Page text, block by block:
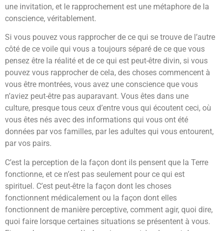
une invitation, et le rapprochement est une métaphore de la
conscience, véritablement.
Si vous pouvez vous rapprocher de ce qui se trouve de l’autre
côté de ce voile qui vous a toujours séparé de ce que vous
pensez être la réalité et de ce qui est peut-être divin, si vous
pouvez vous rapprocher de cela, des choses commencent à
vous être montrées, vous avez une conscience que vous
n’aviez peut-être pas auparavant. Vous êtes dans une
culture, presque tous ceux d’entre vous qui écoutent ceci, où
vous êtes nés avec des informations qui vous ont été
données par vos familles, par les adultes qui vous entourent,
par vos pairs.
C’est la perception de la façon dont ils pensent que la Terre
fonctionne, et ce n’est pas seulement pour ce qui est
spirituel. C’est peut-être la façon dont les choses
fonctionnent médicalement ou la façon dont elles
fonctionnent de manière perceptive, comment agir, quoi dire,
quoi faire lorsque certaines situations se présentent à vous.